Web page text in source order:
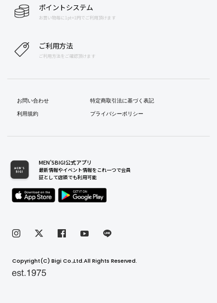
ポイントシステム
お買い物毎に1pt=1円でご利用頂けます
ご利用方法
ご利用方法をご確認頂けます
お問い合わせ
利用規約
特定商取引法に基づく表記
プライバシーポリシー
MEN’SBIGI公式アプリ
最新情報やイベント情報をこれ一つで会員
証として店頭でも利用可能
Copyright(C) Bigi Co.,Ltd.All Rights Reserved.